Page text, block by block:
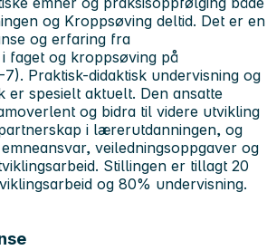
og Kroppsøving deltid. Det er en
og erfaring fra
faget og kroppsøving på
Praktisk-didaktisk undervisning og
er spesielt aktuelt. Den ansatte
og bidra til videre utvikling
i lærerutdanningen, og
veiledningsoppgaver og
Stillingen er tillagt 20
og 80% undervisning.